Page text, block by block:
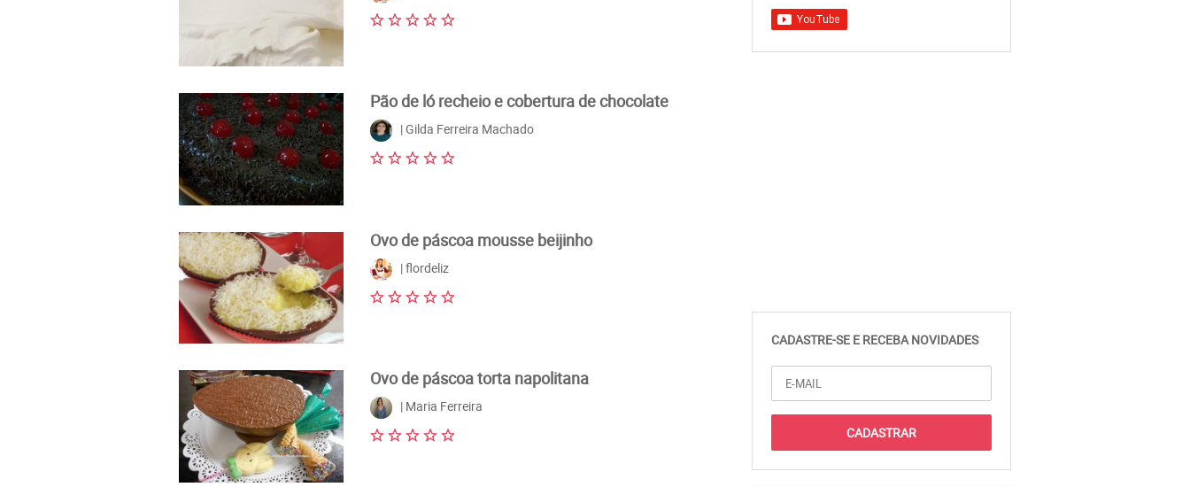
Pão de ló recheio e cobertura de chocolate
| Gilda Ferreira Machado
Ovo de páscoa mousse beijinho
| flordeliz
Ovo de páscoa torta napolitana
| Maria Ferreira
CADASTRE-SE E RECEBA NOVIDADES